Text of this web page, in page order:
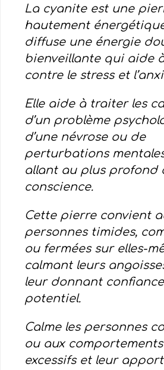
La cyanite est une
hautement
diffuse une énergie
bienveillante qui aide
contre le stress et
Elle aide à traiter les
d’un problème
d’une névrose ou de
perturbations
allant au plus profond
conscience.
Cette pierre convient
personnes timides,
ou fermées sur elles-
calmant leurs
leur donnant
potentiel.
Calme les personnes
ou aux comportements
excessifs et leur